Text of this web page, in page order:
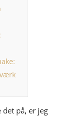
på, er jeg